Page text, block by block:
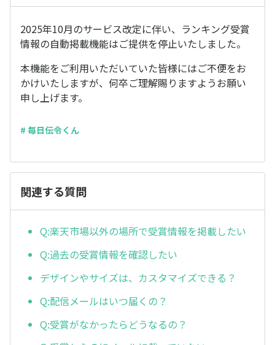
2025年10月のサービス改定に伴い、ランキング受賞
情報の自動掲載機能はご提供を停止いたしました。
本機能をご利用いただいていた皆様にはご不便をお
かけいたしますが、何卒ご理解賜りますようお願い
申し上げます。
# 毎日伝令くん
関連する質問
Q:楽天市場以外の場所で受賞情報を掲載したい
Q:過去の受賞情報を確認したい
デザインやサイズは、カスタマイズできる？
Q:配信メールはいつ届くの？
Q:受賞がなかったらどうなるの？